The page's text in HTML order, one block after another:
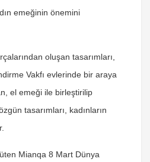
emeğinin önemini
oluşan tasarımları,
Vakfı evlerinde bir araya
el emeği ile birleştirilip
tasarımları, kadınların
Mianqa 8 Mart Dünya